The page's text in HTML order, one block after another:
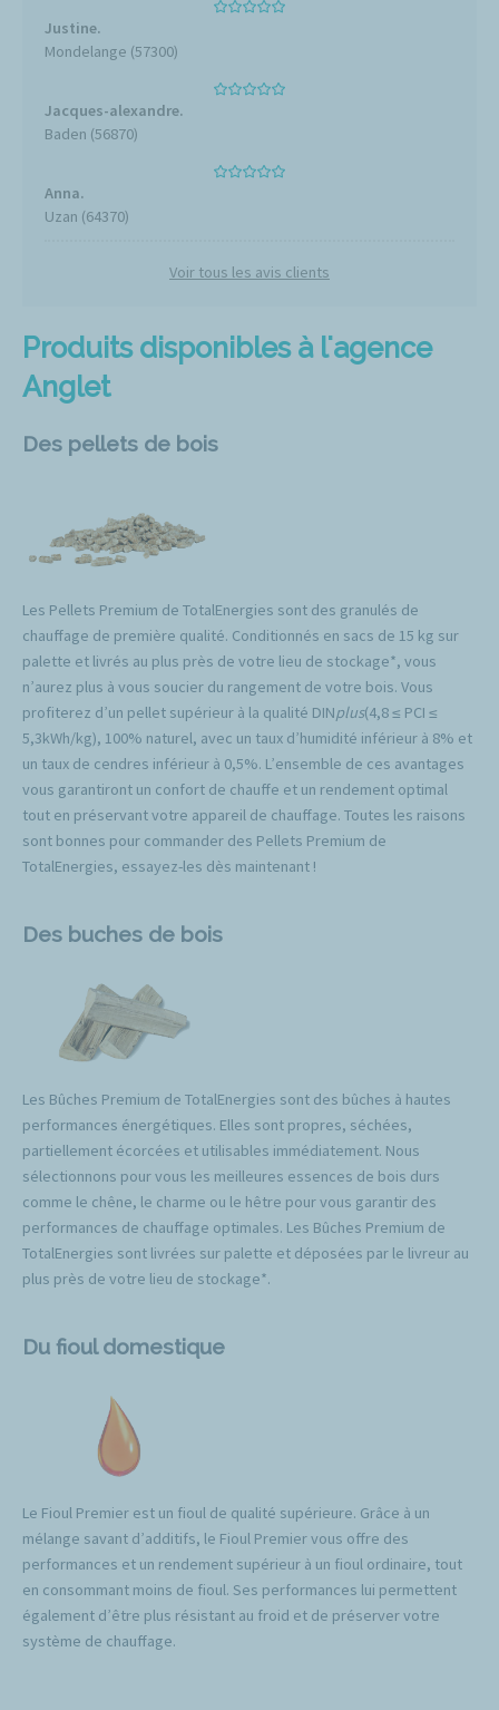
Produits disponibles à l'agence
Anglet
Des pellets de bois
Les Pellets Premium de TotalEnergies sont des granulés de
chauffage de première qualité. Conditionnés en sacs de 15 kg sur
palette et livrés au plus près de votre lieu de stockage*, vous
n’aurez plus à vous soucier du rangement de votre bois. Vous
profiterez d’un pellet supérieur à la qualité DINplus(4,8 ≤ PCI ≤
5,3kWh/kg), 100% naturel, avec un taux d’humidité inférieur à 8% et
un taux de cendres inférieur à 0,5%. L’ensemble de ces avantages
vous garantiront un confort de chauffe et un rendement optimal
tout en préservant votre appareil de chauffage. Toutes les raisons
sont bonnes pour commander des Pellets Premium de
TotalEnergies, essayez-les dès maintenant !
Des buches de bois
Les Bûches Premium de TotalEnergies sont des bûches à hautes
performances énergétiques. Elles sont propres, séchées,
partiellement écorcées et utilisables immédiatement. Nous
sélectionnons pour vous les meilleures essences de bois durs
comme le chêne, le charme ou le hêtre pour vous garantir des
performances de chauffage optimales. Les Bûches Premium de
TotalEnergies sont livrées sur palette et déposées par le livreur au
plus près de votre lieu de stockage*.
Du fioul domestique
Le Fioul Premier est un fioul de qualité supérieure. Grâce à un
mélange savant d’additifs, le Fioul Premier vous offre des
performances et un rendement supérieur à un fioul ordinaire, tout
en consommant moins de fioul. Ses performances lui permettent
également d’être plus résistant au froid et de préserver votre
système de chauffage.
Justine.
Mondelange (57300)
Jacques-alexandre.
Baden (56870)
Anna.
Uzan (64370)
Voir tous les avis clients